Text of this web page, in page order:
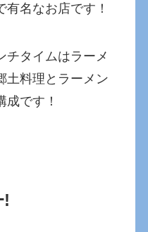
名なお店です！
チタイムはラーメ
土料理とラーメン
成です！
!